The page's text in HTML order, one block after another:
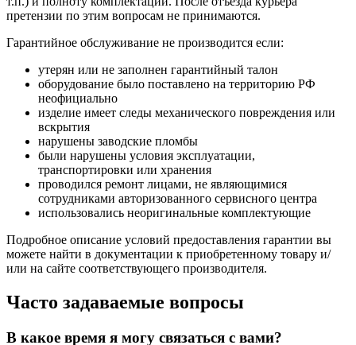
претензии по этим вопросам не принимаются.
Гарантийное обслуживание не производится если:
утерян или не заполнен гарантийный талон
оборудование было поставлено на территорию РФ
неофициально
изделие имеет следы механического повреждения или
вскрытия
нарушены заводские пломбы
были нарушены условия эксплуатации,
транспортировки или хранения
проводился ремонт лицами, не являющимися
сотрудниками авторизованного сервисного центра
использовались неоригинальные комплектующие
Подробное описание условий предоставления гарантии вы
можете найти в документации к приобретенному товару и/
или на сайте соответствующего производителя.
Часто задаваемые вопросы
В какое время я могу связаться с вами?